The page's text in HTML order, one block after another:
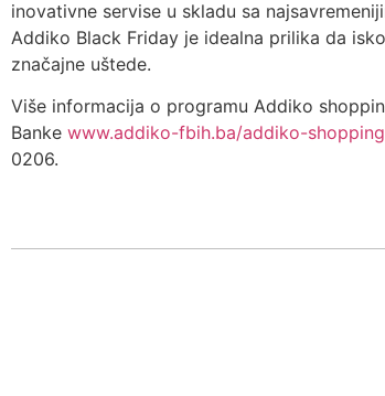
inovativne servise u skladu sa
Addiko Black Friday je idealna prilika da
značajne uštede.
Više informacija o programu Addiko
Banke www.addiko-fbih.ba/addiko-
0206.